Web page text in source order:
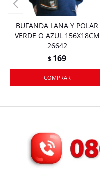
BUFANDA LANA Y POLAR
VERDE O AZUL 156X18CM
26642
$ 169